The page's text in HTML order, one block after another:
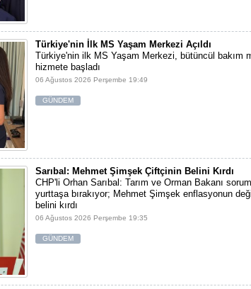
Türkiye'nin İlk MS Yaşam Merkezi Açıldı
Türkiye'nin ilk MS Yaşam Merkezi, bütüncül bakım
hizmete başladı
06 Ağustos 2026 Perşembe 19:49
GÜNDEM
Sarıbal: Mehmet Şimşek Çiftçinin Belini Kırdı
CHP'li Orhan Sarıbal: Tarım ve Orman Bakanı
yurttaşa bırakıyor; Mehmet Şimşek enflasyonun
belini kırdı
06 Ağustos 2026 Perşembe 19:35
GÜNDEM